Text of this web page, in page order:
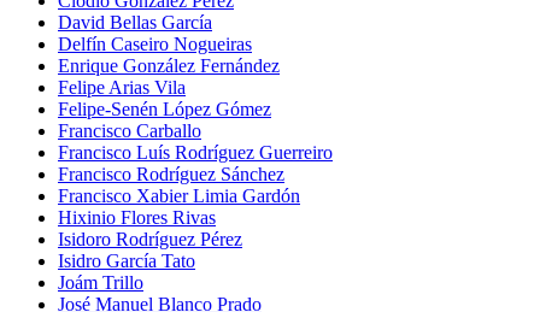
David Bellas García
Delfín Caseiro Nogueiras
Enrique González Fernández
Felipe Arias Vila
Felipe-Senén López Gómez
Francisco Carballo
Francisco Luís Rodríguez Guerreiro
Francisco Rodríguez Sánchez
Francisco Xabier Limia Gardón
Hixinio Flores Rivas
Isidoro Rodríguez Pérez
Isidro García Tato
Joám Trillo
José Manuel Blanco Prado